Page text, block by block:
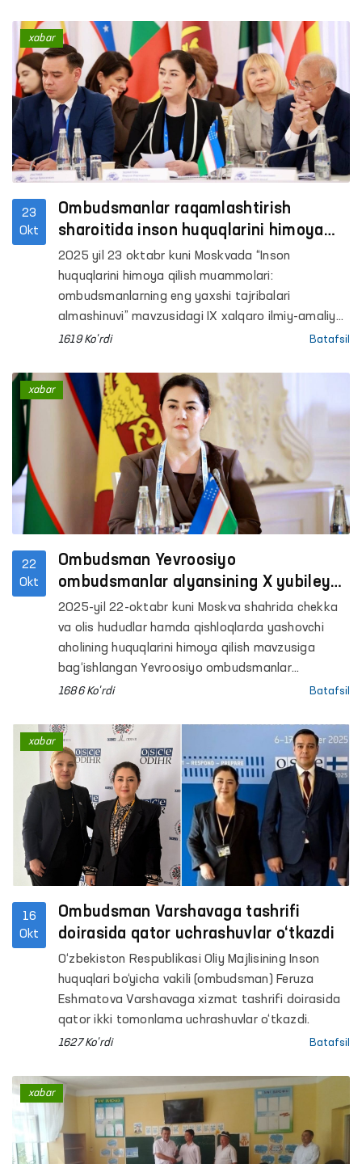
23
Okt
Ombudsmanlar raqamlash­tirish
sharoitida inson huquqlarini himoya
qilish bo‘yicha tajriba almashishdi
2025 yil 23 oktabr kuni Moskvada “Inson
huquqlarini himoya qilish muammolari:
ombudsmanlarning eng yaxshi tajribalari
almashinuvi” mavzusidagi IX xalqaro ilmiy-amaliy
konferensiya bo‘lib o‘tdi.
1619 Ko'rdi Batafsil
xabar
22
Okt
Ombudsman Yevroosiyo
ombudsmanlar alyansining X yubiley
yig‘ilishida ishtirok etdi
2025-yil 22-oktabr kuni Moskva shahrida chekka
va olis hududlar hamda qishloqlarda yashovchi
aholining huquqlarini himoya qilish mavzusiga
bag‘ishlangan Yevroosiyo ombudsmanlar
alyansining X yubiley yig‘ilishi bo‘lib o‘tdi.
1686 Ko'rdi Batafsil
xabar
16
Okt
Ombudsman Varshavaga tashrifi
O‘zbekiston Respublikasi Oliy Majlisining Inson
huquqlari bo‘yicha vakili (ombudsman) Feruza
Eshmatova Varshavaga xizmat tashrifi doirasida
qator ikki tomonlama uchrashuvlar o‘tkazdi.
1627 Ko'rdi Batafsil
xabar
xabar